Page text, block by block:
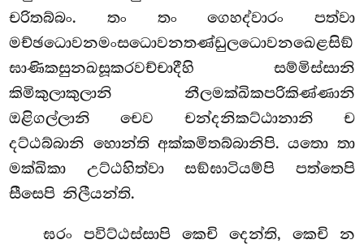
චරිතබ්බං. තං තං ගෙහද්වාරං පත්වා
මච්ඡධොවනමංසධොවනතණ්ඩුලධොවනඛෙළසිඞ්
ඝාණිකසුනඛසූකරවච්චාදීහි සම්මිස්සානි
කිමිකුලාකුලානි නීලමක්ඛිකපරිකිණ්ණානි
ඔළිගල්ලානි චෙව චන්දනිකට්ඨානානි ච
දට්ඨබ්බානි හොන්ති අක්කමිතබ්බානිපි. යතො තා
මක්ඛිකා උට්ඨහිත්වා සඞ්ඝාටියම්පි පත්තෙපි
සීසෙපි නිලීයන්ති.
ඝරං පවිට්ඨස්සාපි කෙචි දෙන්ති, කෙචි න